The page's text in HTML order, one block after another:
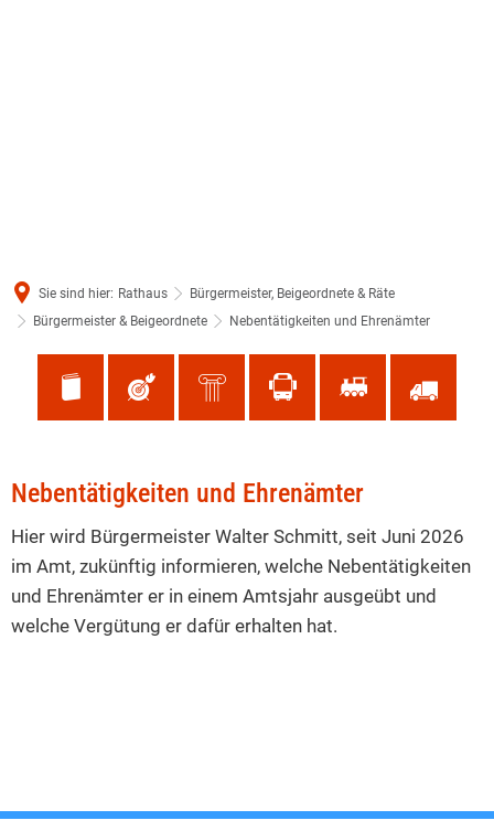
Sie sind hier: Rathaus
Bürgermeister, Beigeordnete & Räte
Bürgermeister & Beigeordnete
Nebentätigkeiten und Ehrenämter
Nebentätigkeiten
und
Ehrenämter
Nebentätigkeiten und Ehrenämter
Hier wird Bürgermeister Walter Schmitt, seit Juni 2026
im Amt, zukünftig informieren, welche Nebentätigkeiten
und Ehrenämter er in einem Amtsjahr ausgeübt und
welche Vergütung er dafür erhalten hat.